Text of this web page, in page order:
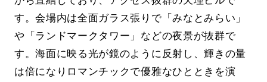
す。会場内は全面ガラス張りで「みなとみらい」
や「ランドマークタワー」などの夜景が抜群で
す。海面に映る光が鏡のように反射し、輝きの量
は倍になりロマンチックで優雅なひとときを演